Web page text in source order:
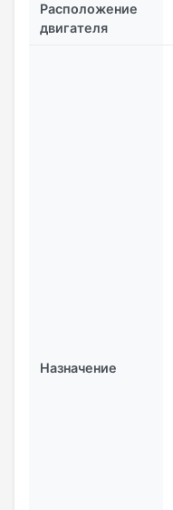
Расположение
двигателя
Назначение